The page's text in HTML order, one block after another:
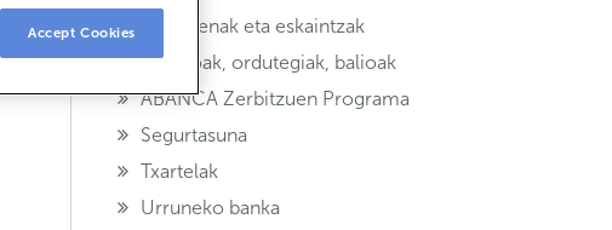
Sustapenak eta eskaintzak
Bulegoak, ordutegiak, balioak
ABANCA Zerbitzuen Programa
Segurtasuna
Txartelak
Urruneko banka
Accept Cookies